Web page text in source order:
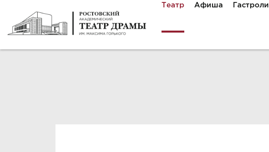
Театр Афиша Гастроли